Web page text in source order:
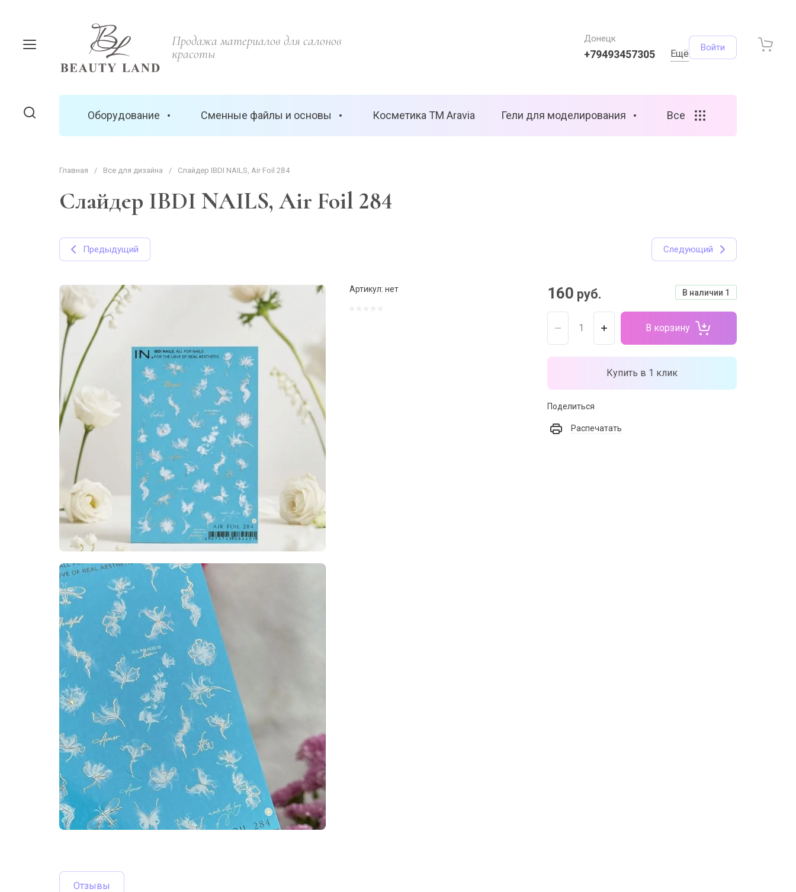
Продажа материалов для салонов
красоты
Донецк
+79493457305 Ещё
Войти
Оборудование Сменные файлы и основы Косметика ТМ Aravia Гели для моделирования Все
Главная / Все для дизайна / Слайдер IBDI NAILS, Air Foil 284
Слайдер IBDI NAILS, Air Foil 284
Предыдущий Следующий
Артикул: нет В наличии 1
160 руб.
В корзину
Купить в 1 клик
Поделиться
Распечатать
Отзывы